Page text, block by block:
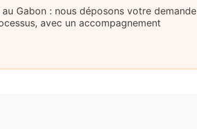
Gabon : nous déposons votre demande
avec un accompagnement